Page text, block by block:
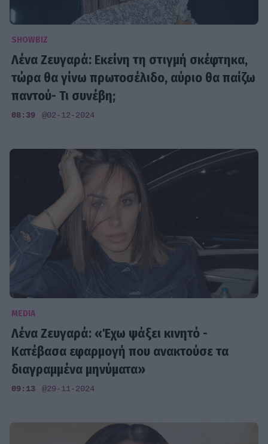
SHOWBIZ
Λένα Ζευγαρά: Εκείνη τη στιγμή σκέφτηκα,
τώρα θα γίνω πρωτοσέλιδο, αύριο θα παίζω
παντού- Τι συνέβη;
08:39 @02-12-2024
MEDIA
Λένα Ζευγαρά: «Έχω ψάξει κινητό -
Κατέβασα εφαρμογή που ανακτούσε τα
διαγραμμένα μηνύματα»
09:13 @29-11-2024